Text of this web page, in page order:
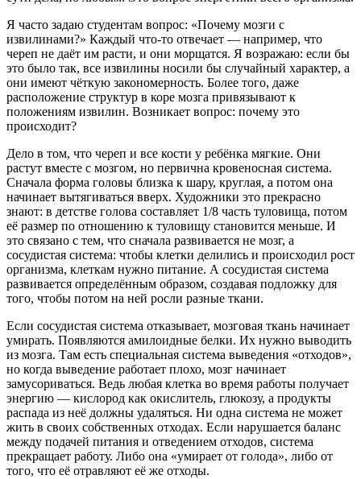
Я часто задаю студентам вопрос: «Почему мозги с
извилинами?» Каждый что-то отвечает — например, что
череп не даёт им расти, и они морщатся. Я возражаю: если бы
это было так, все извилины носили бы случайный характер, а
они имеют чёткую закономерность. Более того, даже
расположение структур в коре мозга привязывают к
положениям извилин. Возникает вопрос: почему это
происходит?
Дело в том, что череп и все кости у ребёнка мягкие. Они
растут вместе с мозгом, но первична кровеносная система.
Сначала форма головы близка к шару, круглая, а потом она
начинает вытягиваться вверх. Художники это прекрасно
знают: в детстве голова составляет 1/8 часть туловища, потом
её размер по отношению к туловищу становится меньше. И
это связано с тем, что сначала развивается не мозг, а
сосудистая система: чтобы клетки делились и происходил рост
организма, клеткам нужно питание. А сосудистая система
развивается определённым образом, создавая подложку для
того, чтобы потом на ней росли разные ткани.
Если сосудистая система отказывает, мозговая ткань начинает
умирать. Появляются амилоидные белки. Их нужно выводить
из мозга. Там есть специальная система выведения «отходов»,
но когда выведение работает плохо, мозг начинает
замусориваться. Ведь любая клетка во время работы получает
энергию — кислород как окислитель, глюкозу, а продукты
распада из неё должны удаляться. Ни одна система не может
жить в своих собственных отходах. Если нарушается баланс
между подачей питания и отведением отходов, система
прекращает работу. Либо она «умирает от голода», либо от
того, что её отравляют её же отходы.